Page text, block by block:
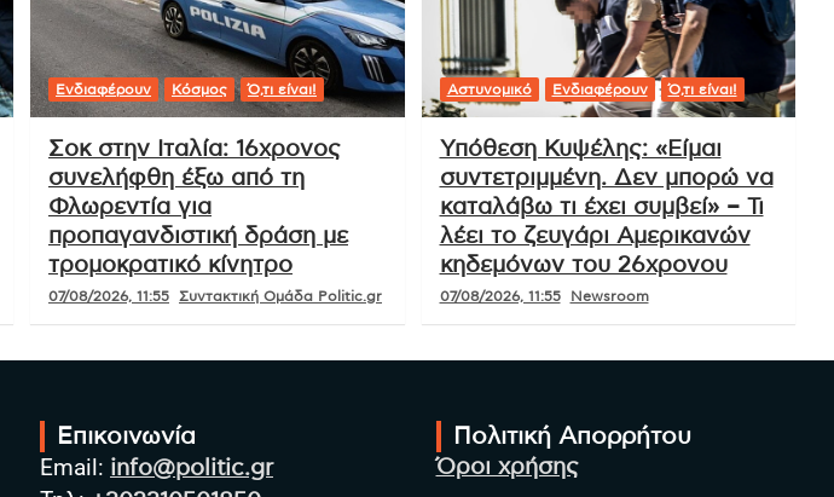
Ενδιαφέρουν Κόσμος Ό,τι είναι!
Σοκ στην Ιταλία: 16χρονος
συνελήφθη έξω από τη
Φλωρεντία για
προπαγανδιστική δράση με
τρομοκρατικό κίνητρο
07/08/2026, 11:55 Συντακτική Ομάδα Politic.gr
Αστυνομικό Ενδιαφέρουν Ό,τι είναι!
Υπόθεση Κυψέλης: «Είμαι
συντετριμμένη. Δεν μπορώ να
καταλάβω τι έχει συμβεί» – Τι
λέει το ζευγάρι Αμερικανών
κηδεμόνων του 26χρονου
07/08/2026, 11:55 Newsroom
Επικοινωνία
Email: info@politic.gr
Πολιτική Απορρήτου
Όροι χρήσης